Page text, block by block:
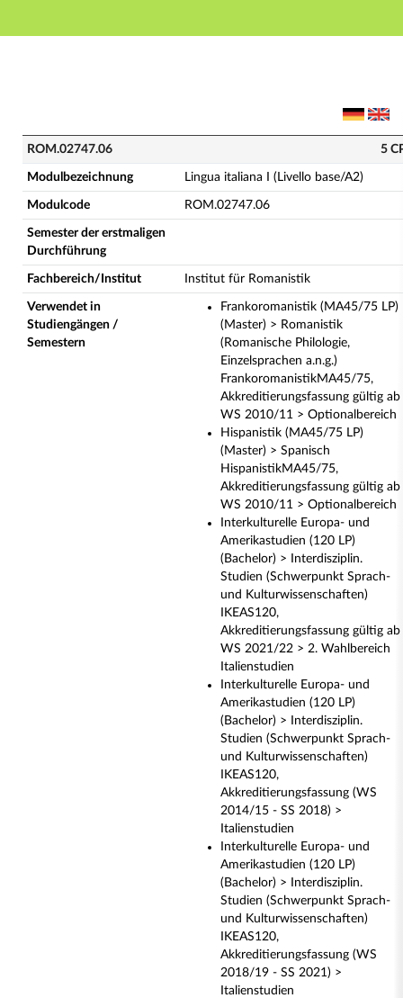
Hauptnavigation
ROM.02747.06 - Lingua italiana I (Livello base/A2)
ROM.02747.06 5
Modulbezeichnung Lingua italiana I (Livello base/A2)
Modulcode ROM.02747.06
Semester der erstmaligen
Durchführung
Fachbereich/Institut Institut für Romanistik
Verwendet in
Studiengängen /
Semestern
Frankoromanistik (MA45/75 LP)
(Master) > Romanistik
(Romanische Philologie,
Einzelsprachen a.n.g.)
FrankoromanistikMA45/75,
Akkreditierungsfassung gültig ab
WS 2010/11 > Optionalbereich
Hispanistik (MA45/75 LP)
(Master) > Spanisch
HispanistikMA45/75,
Akkreditierungsfassung gültig ab
WS 2010/11 > Optionalbereich
Interkulturelle Europa- und
Amerikastudien (120 LP)
(Bachelor) > Interdisziplin.
Studien (Schwerpunkt Sprach-
und Kulturwissenschaften)
IKEAS120,
Akkreditierungsfassung gültig ab
WS 2021/22 > 2. Wahlbereich
Italienstudien
Interkulturelle Europa- und
Amerikastudien (120 LP)
(Bachelor) > Interdisziplin.
Studien (Schwerpunkt Sprach-
und Kulturwissenschaften)
IKEAS120,
Akkreditierungsfassung (WS
2014/15 - SS 2018) >
Italienstudien
Interkulturelle Europa- und
Amerikastudien (120 LP)
(Bachelor) > Interdisziplin.
Studien (Schwerpunkt Sprach-
und Kulturwissenschaften)
IKEAS120,
Akkreditierungsfassung (WS
2018/19 - SS 2021) >
Italienstudien